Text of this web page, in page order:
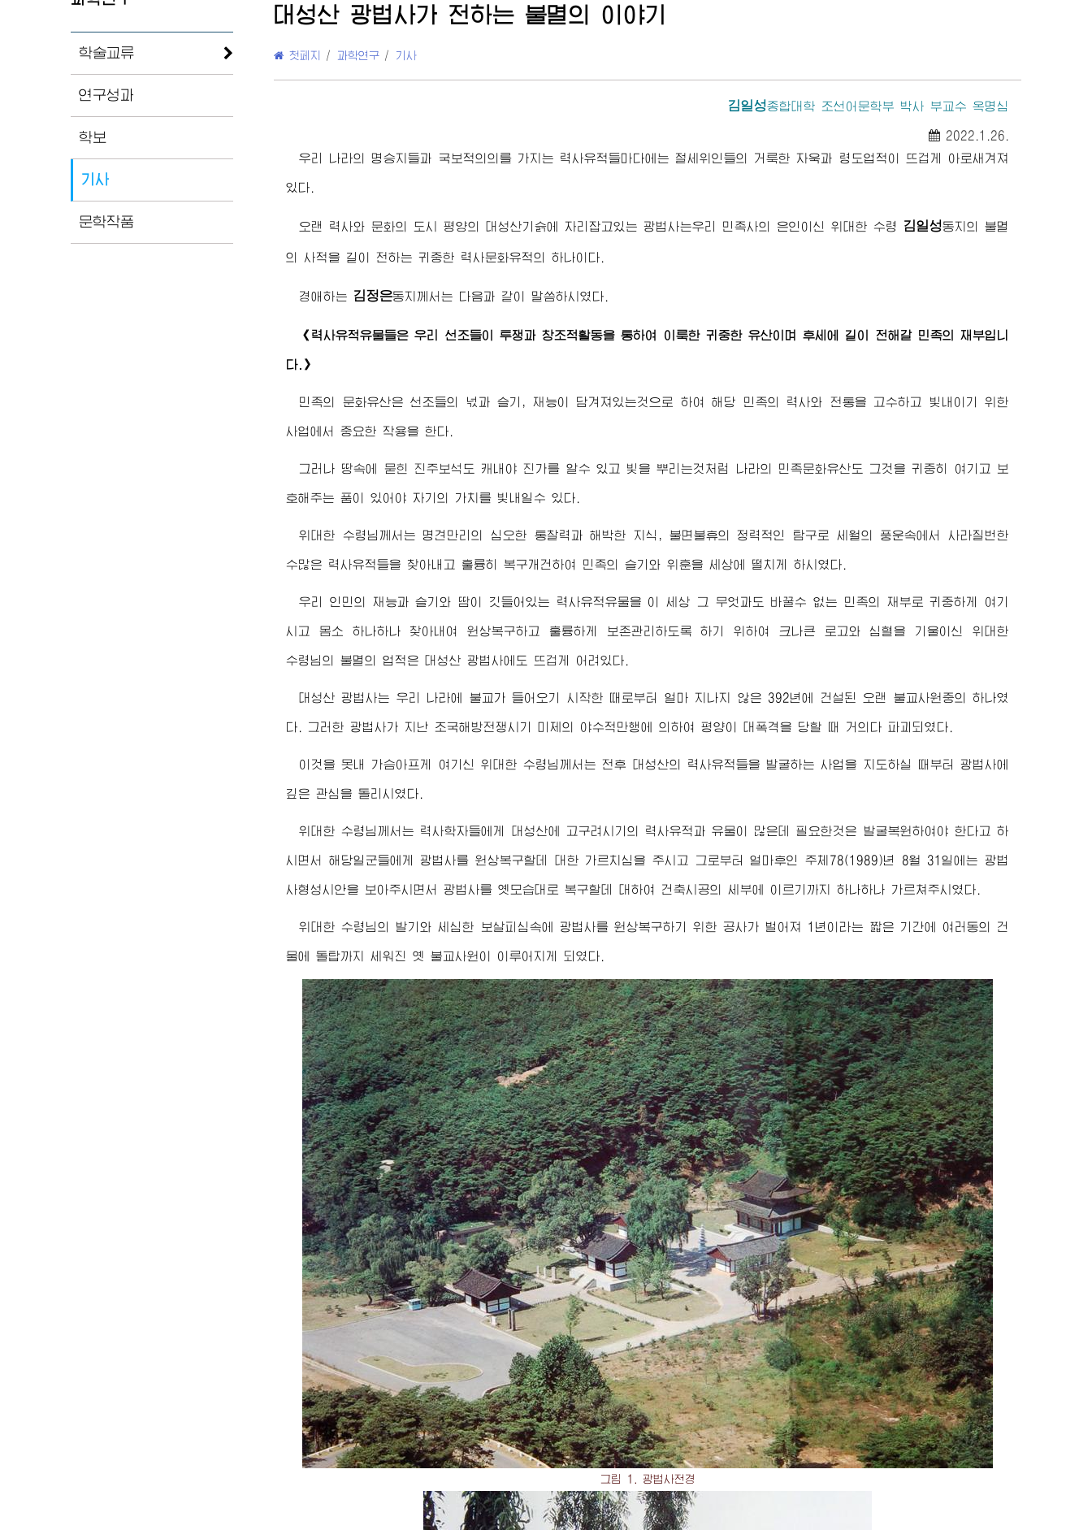
학술교류
연구성과
학보
기사
문학작품
대성산 광법사가 전하는 불멸의 이야기
첫페지 / 과학연구 / 기사
김일성종합대학 조선어문학부 박사 부교수 옥명심
2022.1.26.
우리 나라의 명승지들과 국보적의의를 가지는 력사유적들마다에는 절세위인들의 거룩한 자욱과 령도업적이 뜨겁게 아로새겨져
있다.
오랜 력사와 문화의 도시 평양의 대성산기슭에 자리잡고있는 광법사는우리 민족사의 은인이신 위대한 수령 김일성동지 의 불멸
의 사적을 길이 전하는 귀중한 력사문화유적의 하나이다.
경애하는 김정은동지 께서는 다음과 같이 말씀하시였다.
《력사유적유물들은 우리 선조들이 투쟁과 창조적활동을 통하여 이룩한 귀중한 유산이며 후세에 길이 전해갈 민족의 재부입니
다.》
민족의 문화유산은 선조들의 넋과 슬기, 재능이 담겨져있는것으로 하여 해당 민족의 력사와 전통을 고수하고 빛내이기 위한
사업에서 중요한 작용을 한다.
그러나 땅속에 묻힌 진주보석도 캐내야 진가를 알수 있고 빛을 뿌리는것처럼 나라의 민족문화유산도 그것을 귀중히 여기고 보
호해주는 품이 있어야 자기의 가치를 빛내일수 있다.
위대한 수령님께서 는 명견만리의 심오한 통찰력과 해박한 지식, 불면불휴의 정력적인 탐구로 세월의 풍운속에서 사라질번한
수많은 력사유적들을 찾아내고 훌륭히 복구개건하여 민족의 슬기와 위훈을 세상에 떨치게 하시였다.
우리 인민의 재능과 슬기와 땀이 깃들어있는 력사유적유물을 이 세상 그 무엇과도 바꿀수 없는 민족의 재부로 귀중하게 여기
시고 몸소 하나하나 찾아내여 원상복구하고 훌륭하게 보존관리하도록 하기 위하여 크나큰 로고와 심혈을 기울이신 위대한
수령님 의 불멸의 업적은 대성산 광법사에도 뜨겁게 어려있다.
대성산 광법사는 우리 나라에 불교가 들어오기 시작한 때로부터 얼마 지나지 않은 392년에 건설된 오랜 불교사원중의 하나였
다. 그러한 광법사가 지난 조국해방전쟁시기 미제의 야수적만행에 의하여 평양이 대폭격을 당할 때 거의다 파괴되였다.
이것을 못내 가슴아프게 여기신 위대한 수령님께서는 전후 대성산의 력사유적들을 발굴하는 사업을 지도하실 때부터 광법사에
깊은 관심을 돌리시였다.
위대한 수령님께서는 력사학자들에게 대성산에 고구려시기의 력사유적과 유물이 많은데 필요한것은 발굴복원하여야 한다고 하
시면서 해당일군들에게 광법사를 원상복구할데 대한 가르치심을 주시고 그로부터 얼마후인 주체78(1989)년 8월 31일에는 광법
사형성시안을 보아주시면서 광법사를 옛모습대로 복구할데 대하여 건축시공의 세부에 이르기까지 하나하나 가르쳐주시였다.
위대한 수령님의 발기와 세심한 보살피심속에 광법사를 원상복구하기 위한 공사가 벌어져 1년이라는 짧은 기간에 여러동의 건
물에 돌탑까지 세워진 옛 불교사원이 이루어지게 되였다.
그림 1. 광법사전경